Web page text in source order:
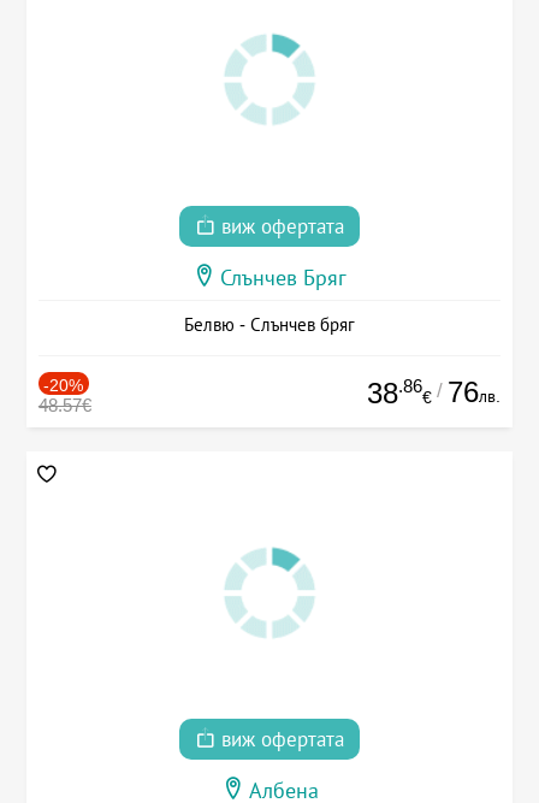
виж офертата
Слънчев Бряг
Белвю - Слънчев бряг
-20%
48.57€ 38.86
€ / 76лв.
виж офертата
Албена